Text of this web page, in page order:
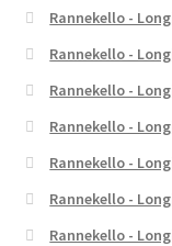
Rannekello -
Rannekello -
Rannekello -
Rannekello -
Rannekello -
Rannekello -
Rannekello -